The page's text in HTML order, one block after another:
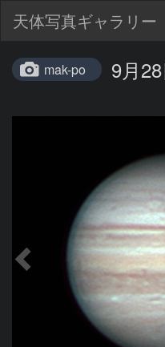
天体写真ギャラリー
mak-po 9月